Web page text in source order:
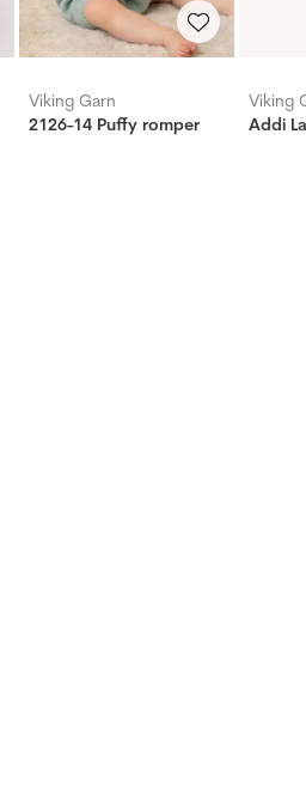
Viking Garn
2126-14 Puffy romper
Viking